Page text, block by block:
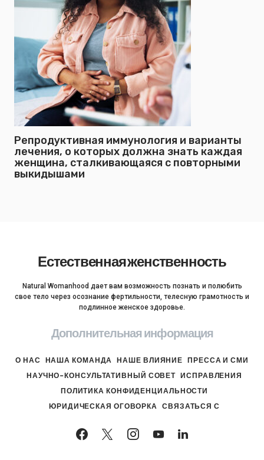
Репродуктивная иммунология и варианты
лечения, о которых должна знать каждая
женщина, сталкивающаяся с повторными
выкидышами
Естественная женственность
Natural Womanhood дает вам возможность познать и полюбить
свое тело через осознание фертильности, телесную грамотность и
подлинное женское здоровье.
Дополнительная информация
О НАС НАША КОМАНДА НАШЕ ВЛИЯНИЕ
ПРЕССА И СМИ
НАУЧНО-КОНСУЛЬТАТИВНЫЙ СОВЕТ ИСПРАВЛЕНИЯ
ПОЛИТИКА КОНФИДЕНЦИАЛЬНОСТИ
ЮРИДИЧЕСКАЯ ОГОВОРКА
СВЯЗАТЬСЯ С